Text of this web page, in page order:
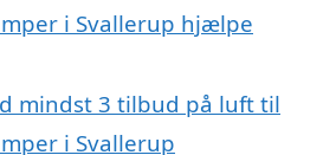
i Svallerup hjælpe
mindst 3 tilbud på luft til
i Svallerup